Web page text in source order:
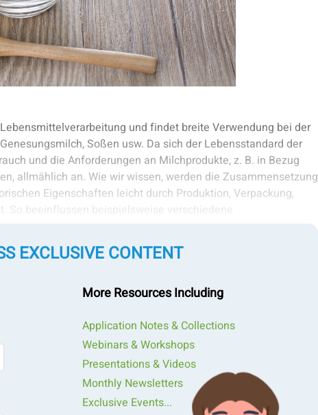
und findet breite Verwendung bei der
Soßen usw. Da sich der Lebensstandard der
und die Anforderungen an Milchprodukte, z. B. in Bezug
allmählich an. Wie wir wissen, werden die Zusammensetzung
Eigenschaften leicht durch Produktion, Verpackung,
So beeinflussen beispielsweise verschiedene
es für die Hersteller von Milchpulver und die entsprechenden
während des Produktionsprozesses in Echtzeit zu
von Milchpulver gehören Mikroskopie, Sedimentation,
die Laserbeugung wird von den Milchpulverherstellern häufig
Genauigkeit, Präzision usw. auszeichnet.
EXCLUSIVE CONTENT
More Resources Including
Application Notes & Collections
Webinars & Workshops
Presentations & Videos
Monthly Newsletters
Exclusive Events...